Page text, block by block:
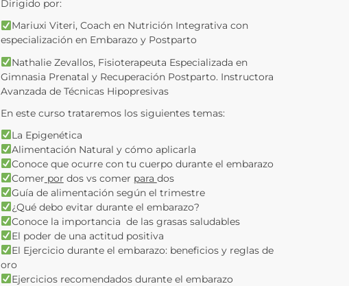
Dirigido por:
Mariuxi Viteri, Coach en Nutrición Integrativa con
especialización en Embarazo y Postparto
Nathalie Zevallos, Fisioterapeuta Especializada en
Gimnasia Prenatal y Recuperación Postparto. Instructora
Avanzada de Técnicas Hipopresivas
En este curso trataremos los siguientes temas:
La Epigenética
Alimentación Natural y cómo aplicarla
Conoce que ocurre con tu cuerpo durante el embarazo
Comer por dos vs comer para dos
Guía de alimentación según el trimestre
¿Qué debo evitar durante el embarazo?
Conoce la importancia de las grasas saludables
El poder de una actitud positiva
El Ejercicio durante el embarazo: beneficios y reglas de
oro
Ejercicios recomendados durante el embarazo